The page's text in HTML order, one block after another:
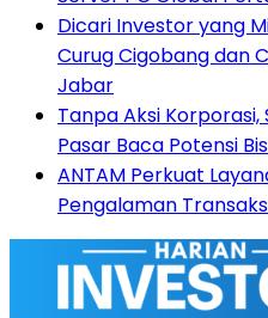
Dicari Investor yang
Curug Cigobang dan
Jabar
Tanpa Aksi Korporasi,
Pasar Baca Potensi
ANTAM Perkuat
Pengalaman